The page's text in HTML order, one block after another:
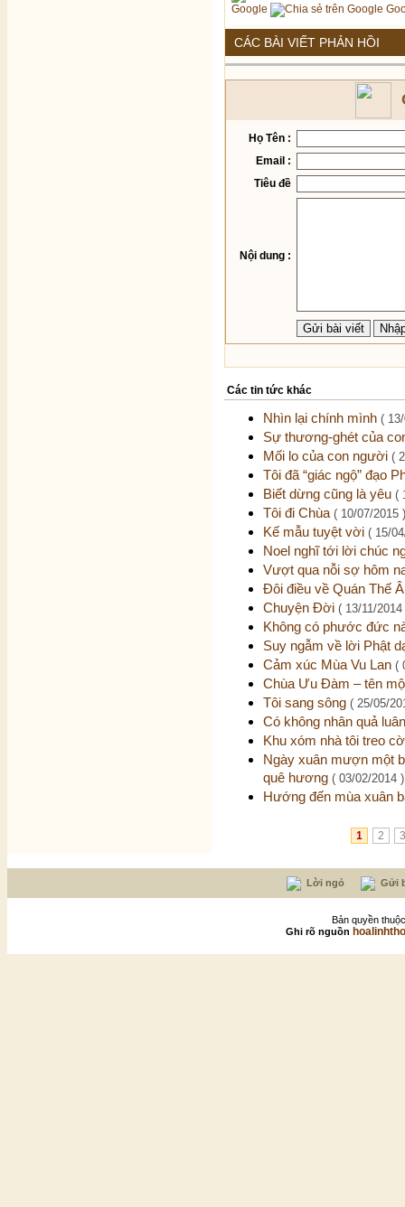
Google
CÁC BÀI VIẾT PHẢN HỒI
Họ Tên :
Email :
Tiêu đề
Nội dung :
Các tin tức khác
Nhìn lại chính mình (
Sự thương-ghét của
Mối lo của con người (
Tôi đã “giác ngộ” đạo
Biết dừng cũng là yêu (
Tôi đi Chùa ( 10/07/2015 )
Kế mẫu tuyệt vời ( 15/
Noel nghĩ tới lời chúc
Vượt qua nỗi sợ hôm
Đôi điều về Quán Thế
Chuyện Đời ( 13/11/2014
Không có phước đức
Suy ngẫm về lời Phật
Cảm xúc Mùa Vu Lan (
Chùa Ưu Đàm – tên
Tôi sang sông ( 25/05/
Có không nhân quả
Khu xóm nhà tôi treo
Ngày xuân mượn một
quê hương ( 03/02/2014 )
Hướng đến mùa xuân
1 2 3
Lời ngỏ Gửi
Bản quyền
Ghi rõ nguồn